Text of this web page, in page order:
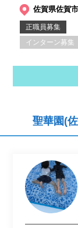
佐賀県佐賀
正職員募集
インターン募集
聖華園(